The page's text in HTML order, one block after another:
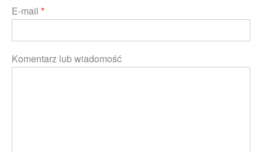
E-mail *
Komentarz lub wiadomość